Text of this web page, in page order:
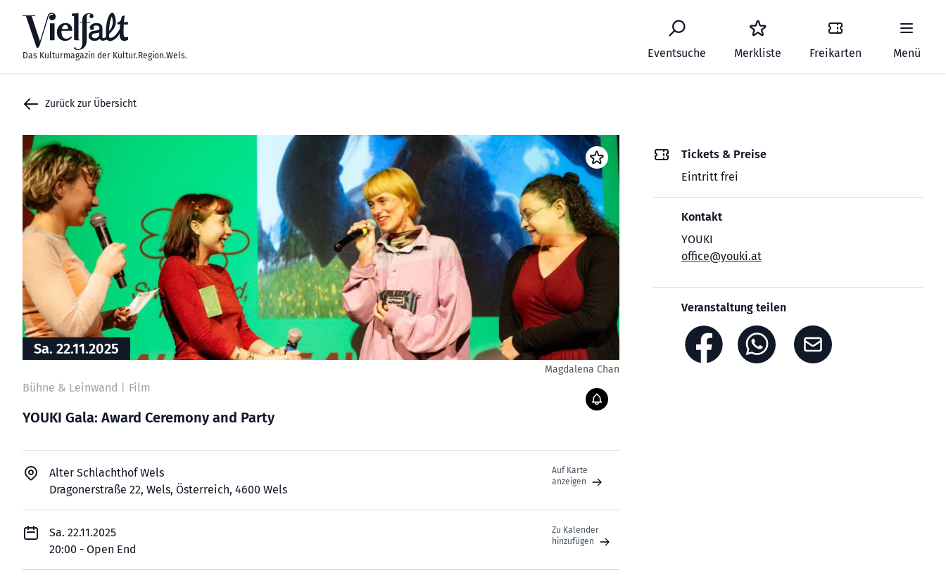
Das Kulturmagazin der Kultur.Region.Wels. Eventsuche Merkliste Freikarten Menü
Zurück zur Übersicht
Sa. 22.11.2025
Magdalena Chan
Bühne & Leinwand Film
YOUKI Gala: Award Ceremony and Party
Alter Schlachthof Wels
Dragonerstraße 22, Wels, Österreich, 4600 Wels
Auf Karte
anzeigen
Sa. 22.11.2025
20:00 - Open End
Zu Kalender
hinzufügen
Tickets & Preise
Eintritt frei
Kontakt
YOUKI
office@youki.at
Veranstaltung teilen